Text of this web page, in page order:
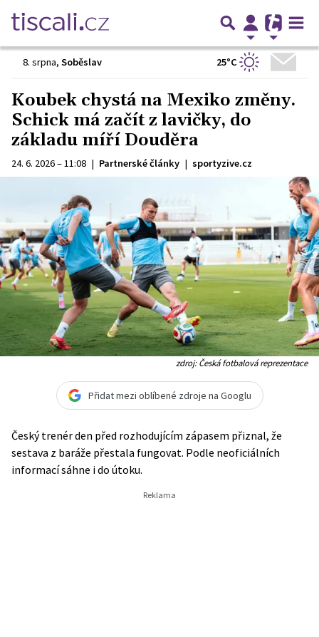
8. srpna, Soběslav 25°C
Koubek chystá na Mexiko změny.
Schick má začít z lavičky, do
základu míří Douděra
24. 6. 2026 – 11:08 | Partnerské články | sportyzive.cz
zdroj: Česká fotbalová reprezentace
Přidat mezi oblíbené zdroje na Googlu
Český trenér den před rozhodujícím zápasem přiznal, že
sestava z baráže přestala fungovat. Podle neoficiálních
informací sáhne i do útoku.